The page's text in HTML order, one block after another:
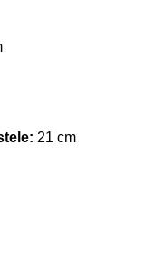
21 cm